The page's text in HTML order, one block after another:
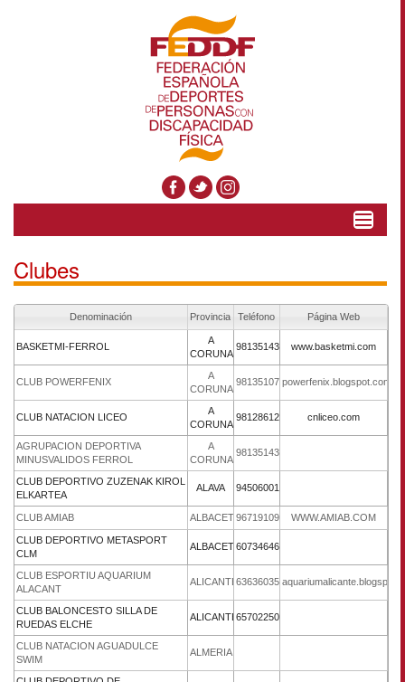
Toggle
Clubes
Denominación Provincia Teléfono Página Web
BASKETMI-FERROL
A
CORUNA
981351430 www.basketmi.com
CLUB POWERFENIX
A
CORUNA
981351073powerfenix.blogspot.com.es
CLUB NATACION LICEO
A
CORUNA
981286122 cnliceo.com
AGRUPACION DEPORTIVA
MINUSVALIDOS FERROL
A
CORUNA
981351430
CLUB DEPORTIVO ZUZENAK KIROL
ELKARTEA
ALAVA 945060013
CLUB AMIAB ALBACETE967191093 WWW.AMIAB.COM
CLUB DEPORTIVO METASPORT
CLM
ALBACETE607346461
CLUB ESPORTIU AQUARIUM
ALACANT
ALICANTE636360359
CLUB BALONCESTO SILLA DE
RUEDAS ELCHE
ALICANTE657022504
CLUB NATACION AGUADULCE
SWIM
ALMERIA